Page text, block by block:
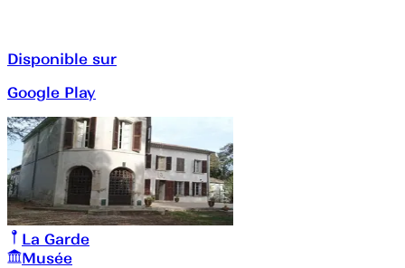
Disponible sur
Google Play
La Garde
Musée